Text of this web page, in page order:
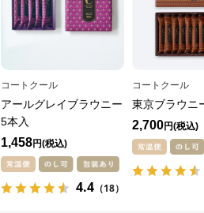
コートクール
アールグレイブラウニー
5本入
1,458円
4.4 （18）
コートクール
東京ブラウニ
2,700円